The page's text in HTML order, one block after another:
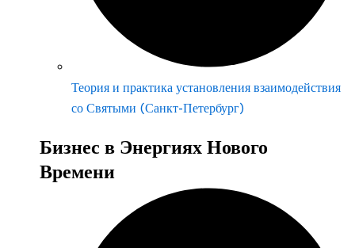
Теория и практика установления взаимодействия
со Святыми (Санкт-Петербург)
Бизнес в Энергиях Нового
Времени